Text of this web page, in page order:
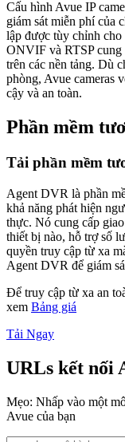
Cấu hình Avue IP
giám sát miễn phí của
lập được tùy chỉnh
ONVIF và RTSP cung
trên các nền tảng. Dù
phòng, Avue cameras
cậy và an toàn.
Phần mềm
Tải phần mềm
Agent DVR là phần
khả năng phát hiện
thực. Nó cung cấp
thiết bị nào, hỗ trợ số
quyền truy cập từ xa
Agent DVR để giám
Để truy cập từ xa an
xem Bảng giá
Tải Ngay
URLs kết nối
Mẹo: Nhấp vào một
Avue của bạn